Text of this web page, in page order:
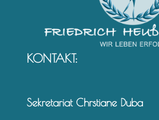
KONTAKT:
Sekretariat Chrstiane Duba